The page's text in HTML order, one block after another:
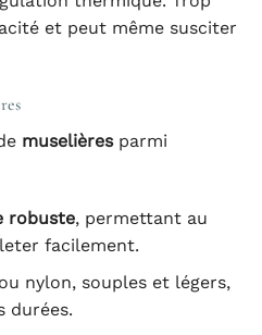
et peut même susciter
muselièresparmi
robuste, permettant au
facilement.
nylon, souples et légers,
durées.